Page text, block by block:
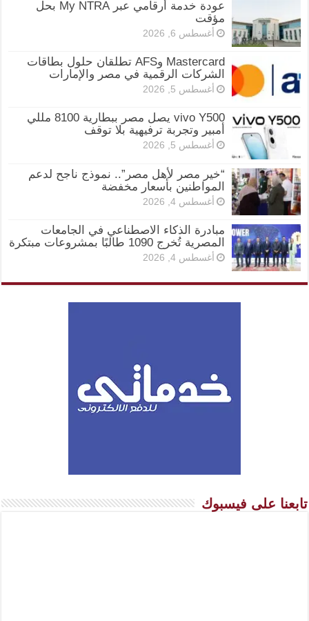
عودة خدمة أرقامي عبر My NTRA بحل
مؤقت
أغسطس 6, 2026
Mastercard وAFS تطلقان حلول بطاقات
الشركات الرقمية في مصر والإمارات
أغسطس 5, 2026
vivo Y500 يصل مصر ببطارية 8100 مللي
أمبير وتجربة ترفيهية بلا توقف
أغسطس 5, 2026
“خير مصر لأهل مصر”.. نموذج ناجح لدعم
المواطنين بأسعار مخفضة
أغسطس 4, 2026
مبادرة الذكاء الاصطناعي في الجامعات
المصرية تُخرج 1090 طالبًا بمشروعات مبتكرة
أغسطس 4, 2026
تابعنا على فيسبوك